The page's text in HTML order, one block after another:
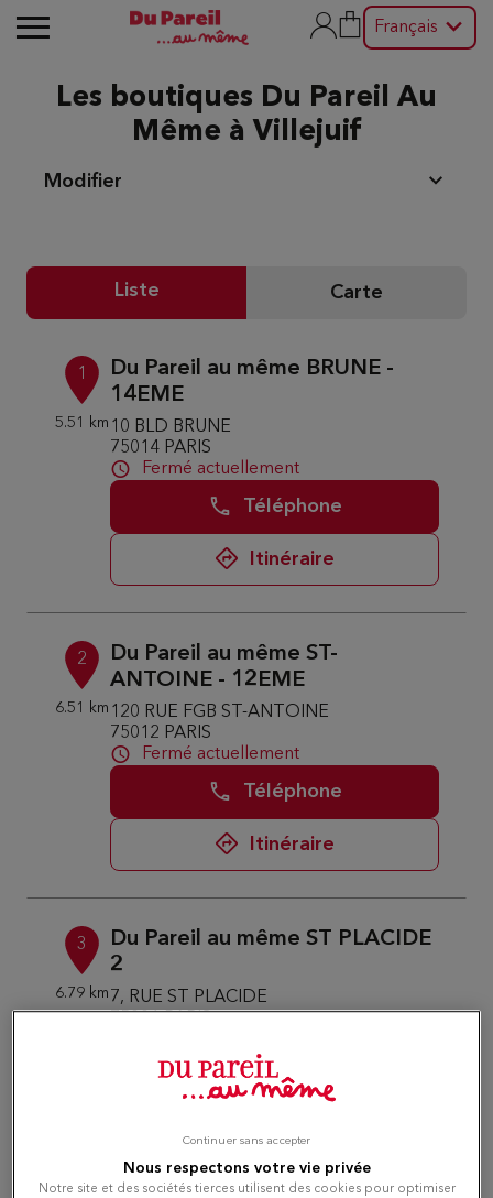
Français
Les boutiques Du Pareil Au
Même à Villejuif
Modifier
Liste Carte
1
5.51 km
Du Pareil au même BRUNE -
14EME
10 BLD BRUNE
75014 PARIS
Fermé actuellement
Téléphone
Itinéraire
2
6.51 km
Du Pareil au même ST-
ANTOINE - 12EME
120 RUE FGB ST-ANTOINE
75012 PARIS
Fermé actuellement
Téléphone
Itinéraire
3
6.79 km
Du Pareil au même ST PLACIDE
2
7, RUE ST PLACIDE
75006 PARIS
Itinéraire
Nous respectons votre vie privée
Notre site et des sociétés tierces utilisent des cookies pour optimiser
Continuer sans accepter